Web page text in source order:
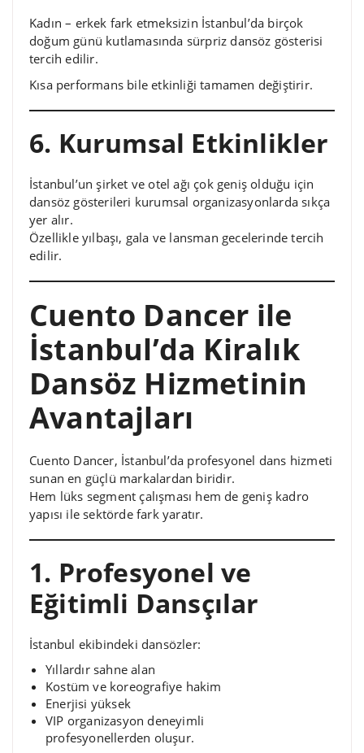
Kadın – erkek fark etmeksizin İstanbul’da birçok
doğum günü kutlamasında sürpriz dansöz gösterisi
tercih edilir.
Kısa performans bile etkinliği tamamen değiştirir.
6. Kurumsal Etkinlikler
İstanbul’un şirket ve otel ağı çok geniş olduğu için
dansöz gösterileri kurumsal organizasyonlarda sıkça
yer alır.
Özellikle yılbaşı, gala ve lansman gecelerinde tercih
edilir.
Cuento Dancer ile
İstanbul’da Kiralık
Dansöz Hizmetinin
Avantajları
Cuento Dancer, İstanbul’da profesyonel dans hizmeti
sunan en güçlü markalardan biridir.
Hem lüks segment çalışması hem de geniş kadro
yapısı ile sektörde fark yaratır.
1. Profesyonel ve
Eğitimli Dansçılar
İstanbul ekibindeki dansözler:
Yıllardır sahne alan
Kostüm ve koreografiye hakim
Enerjisi yüksek
VIP organizasyon deneyimli
profesyonellerden oluşur.